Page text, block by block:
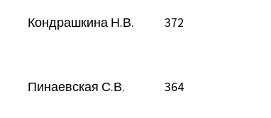
Кондрашкина Н.В. 372
Пинаевская С.В. 364